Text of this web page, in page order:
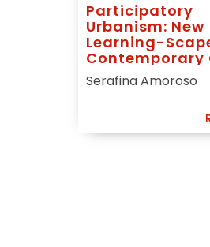
Participatory
Urbanism: New
Learning-
Contemporary
Serafina Amoroso